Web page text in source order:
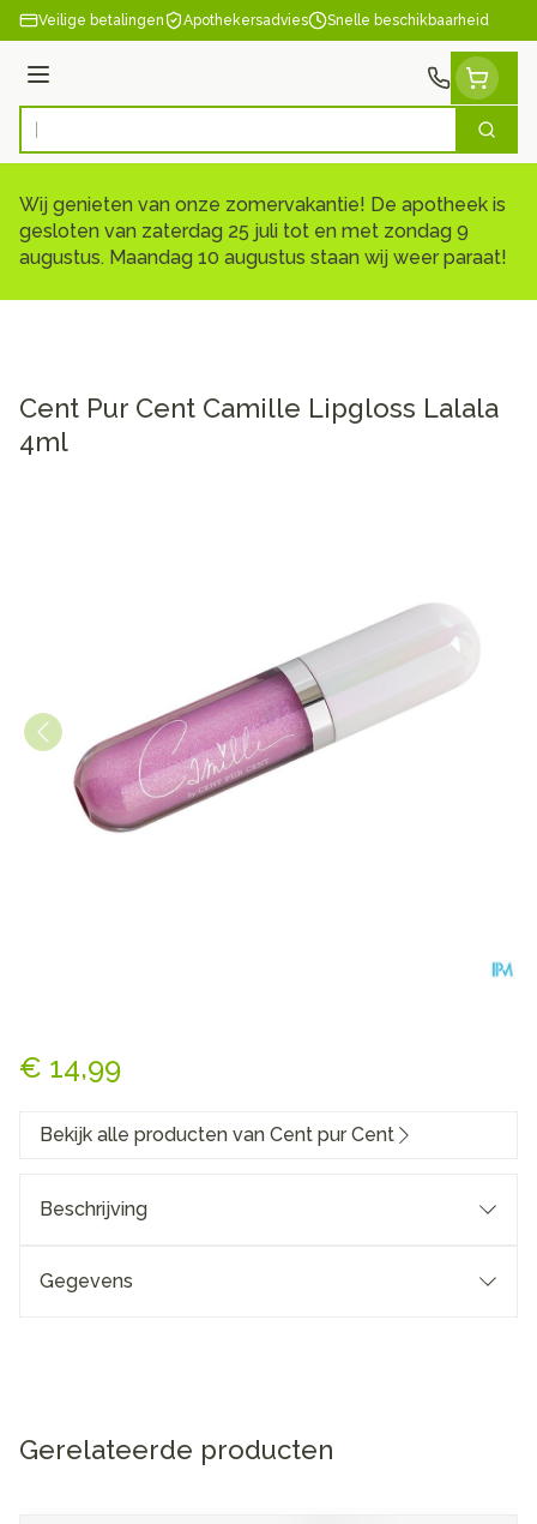
Ga naar de inhoud
Veilige betalingen Apothekersadvies Snelle beschikbaarheid
Menu
Product, merk, categorie... Zoek
Wij genieten van onze zomervakantie! De apotheek is
gesloten van zaterdag 25 juli tot en met zondag 9
augustus. Maandag 10 augustus staan wij weer paraat!
Cent Pur Cent Camille Lipgloss Lalala
4ml
€ 14,99
Bekijk alle producten van Cent pur Cent
Beschrijving
Gegevens
Gerelateerde producten